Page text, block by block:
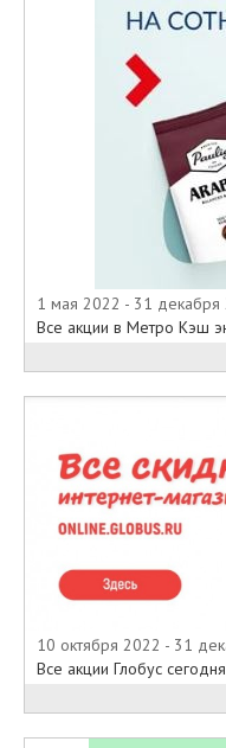
1 мая 2022 - 31 декабря
Все акции в Метро Кэш
10 октября 2022 - 31
Все акции Глобус